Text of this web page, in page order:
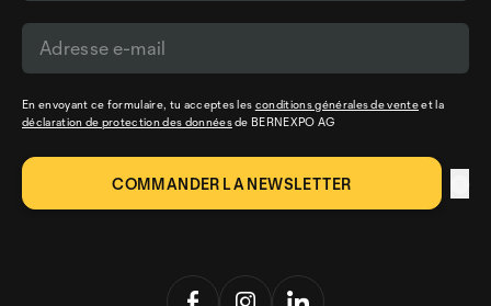
En envoyant ce formulaire, tu acceptes les conditions générales de venteet la
déclaration de protection des donnéesde BERNEXPO AG